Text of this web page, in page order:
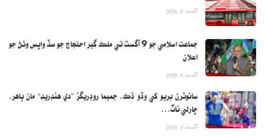
اگست 8, 2026
جماعت اسلامي جو 9 آگسٽ تي ملڪ گير احتجاج جو سڏ واپس وٺڻ جو
اعلان
اگست 8, 2026
سائوٿرن بريو کي وڏو ڌڪ، جميما روڊريگز ”دي هنڊريڊ“ مان ٻاهر،
چارلي ناٽ…
اگست 8, 2026